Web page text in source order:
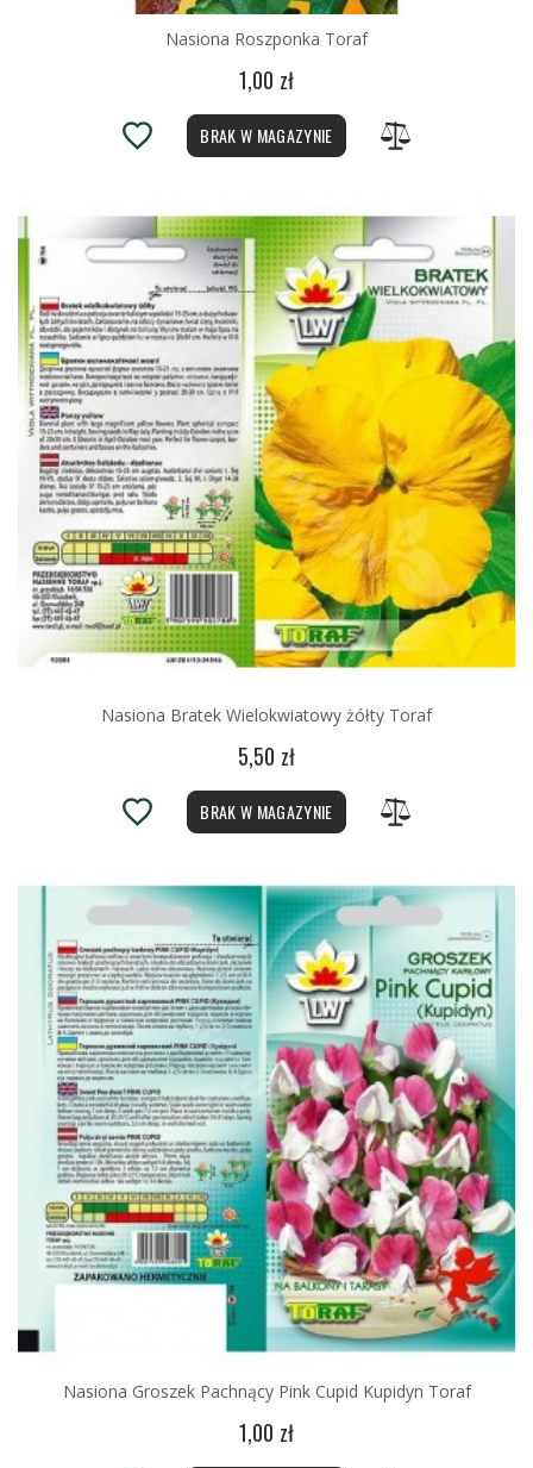
Nasiona Roszponka Toraf
1,00 zł
BRAK W MAGAZYNIE
Nasiona Bratek Wielokwiatowy żółty Toraf
5,50 zł
BRAK W MAGAZYNIE
Nasiona Groszek Pachnący Pink Cupid Kupidyn Toraf
1,00 zł